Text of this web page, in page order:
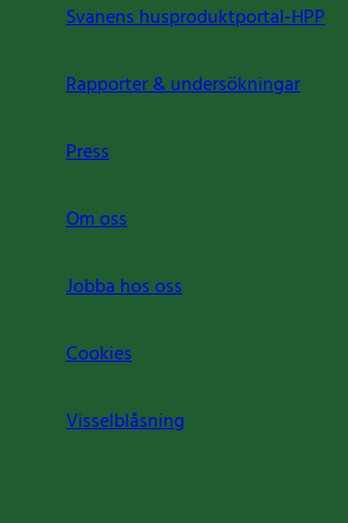
Svanens husproduktportal-HPP
Rapporter & undersökningar
Press
Om oss
Jobba hos oss
Cookies
Visselblåsning